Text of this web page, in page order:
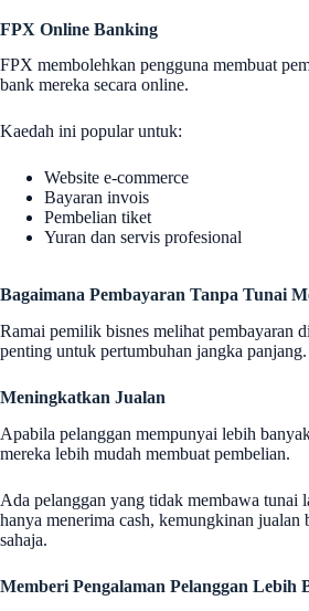
FPX Online Banking
FPX membolehkan pengguna membuat
bank mereka secara online.
Kaedah ini popular untuk:
Website e-commerce
Bayaran invois
Pembelian tiket
Yuran dan servis profesional
Bagaimana Pembayaran Tanpa Tunai
Ramai pemilik bisnes melihat pembayaran
penting untuk pertumbuhan jangka panjang.
Meningkatkan Jualan
Apabila pelanggan mempunyai lebih
mereka lebih mudah membuat pembelian.
Ada pelanggan yang tidak membawa tunai
hanya menerima cash, kemungkinan jualan
sahaja.
Memberi Pengalaman Pelanggan Lebih